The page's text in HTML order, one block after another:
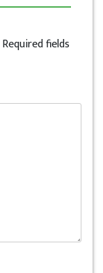
Required fields